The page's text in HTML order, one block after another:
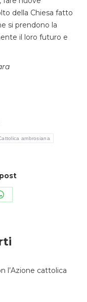
della Chiesa fatto
si prendono la
il loro futuro e
ambrosiana
Condividi
l’Azione cattolica